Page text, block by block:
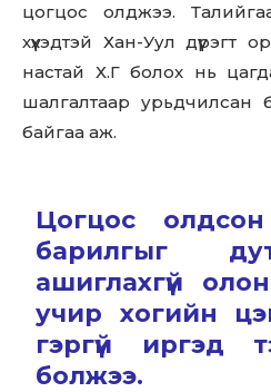
цогцос олджээ.
хүүхэдтэй Хан-Уул
настай Х.Г болох нь
шалгалтаар урьдчилсан
байгаа аж.
Цогцос
барилгыг
ашиглахгүй
учир хогийн
гэргүй иргэд
болжээ.